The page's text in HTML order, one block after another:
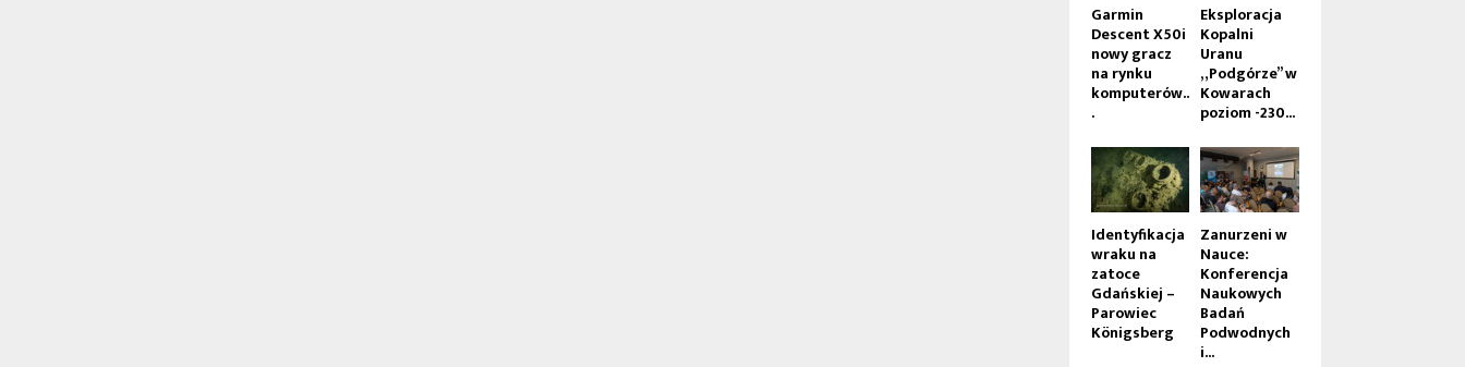
Garmin
Descent X50i
nowy gracz
na rynku
komputerów..
.
Eksploracja
Kopalni
Uranu
„Podgórze” w
Kowarach
poziom -230...
Identyfikacja
wraku na
zatoce
Gdańskiej –
Parowiec
Königsberg
Zanurzeni w
Nauce:
Konferencja
Naukowych
Badań
Podwodnych
i...